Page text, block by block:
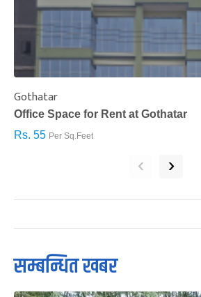
Gothatar
Office Space for Rent at Gothatar
Rs. 55 Per Sq.Feet
‹ ›
सम्बन्धित खबर